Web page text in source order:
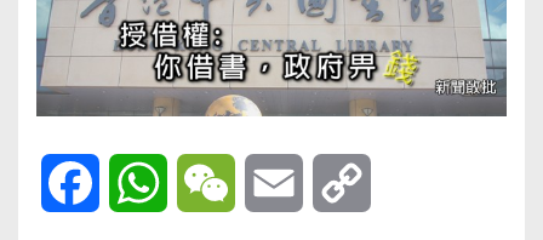
Facebook WhatsAppWeChat Email